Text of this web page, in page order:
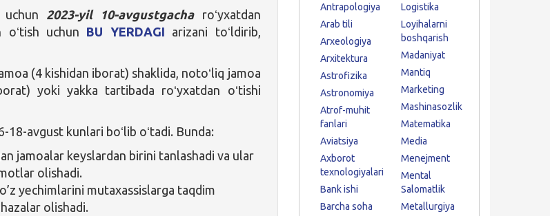
uchun 2023-yil 10-avgustgacha
roʻyxatdan
oʻtish uchun BU YERDAGI arizani toʻldirib,
(4 kishidan iborat) shaklida, notoʻliq jamoa
yoki yakka tartibada roʻyxatdan oʻtishi
18-avgust kunlari boʻlib oʻtadi. Bunda:
jamoalar keyslardan birini tanlashadi va ular
olishadi.
yechimlarini mutaxassislarga taqdim
olishadi.
Antrapologiya
Arab tili
Arxeologiya
Arxitektura
Astrofizika
Astronomiya
Atrof-muhit
fanlari
Aviatsiya
Axborot
texnologiyalari
Bank ishi
Barcha soha
Logistika
Loyihalarni
boshqarish
Madaniyat
Mantiq
Marketing
Mashinasozlik
Matematika
Media
Menejment
Mental
Salomatlik
Metallurgiya